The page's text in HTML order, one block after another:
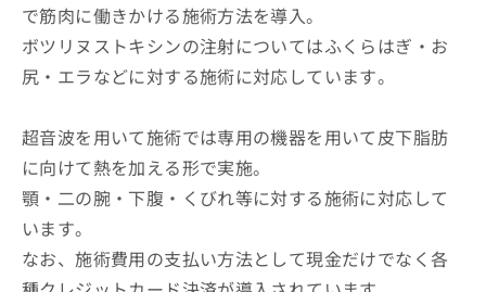
で筋肉に働きかける施術方法を導入。
ボツリヌストキシンの注射についてはふくらはぎ・お
尻・エラなどに対する施術に対応しています。
超音波を用いて施術では専用の機器を用いて皮下脂肪
に向けて熱を加える形で実施。
顎・二の腕・下腹・くびれ等に対する施術に対応して
います。
なお、施術費用の支払い方法として現金だけでなく各